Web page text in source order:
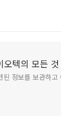
텍의 모든 것
정보를 보관하